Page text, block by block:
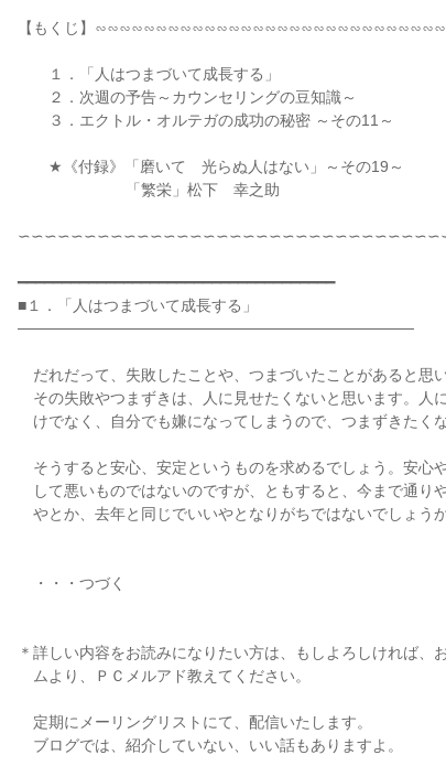
【もくじ】
１．「人はつまづいて成長する」
２．次週の予告～カウンセリングの豆知識～
３．エクトル・オルテガの成功の秘密 ～その11～
★《付録》「磨いて 光らぬ人はない」～その19～
「繁栄」松下 幸之助
━━━━━━━━━━━━━━━━━━━━━━━━━━━━━━━━━━━━
■１．「人はつまづいて成長する」
────────────────────────────────────
だれだって、失敗したことや、つまづいたことがあると思
その失敗やつまずきは、人に見せたくないと思います。人
けでなく、自分でも嫌になってしまうので、つまずきたく
そうすると安心、安定というものを求めるでしょう。安心
して悪いものではないのですが、ともすると、今まで通り
やとか、去年と同じでいいやとなりがちではないでしょうか
・・・つづく
＊詳しい内容をお読みになりたい方は、もしよろしければ、
ムより、ＰＣメルアド教えてください。
定期にメーリングリストにて、配信いたします。
ブログでは、紹介していない、いい話もありますよ。